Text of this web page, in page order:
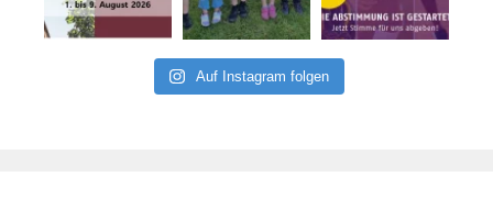
Auf Instagram folgen